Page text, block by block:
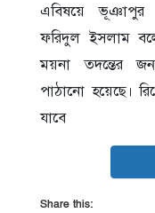
এবিষয়ে ভূঞাপুর
ফরিদুল ইসলাম
ময়না তদন্তের
পাঠানো হয়েছে।
যাবে
Share this: